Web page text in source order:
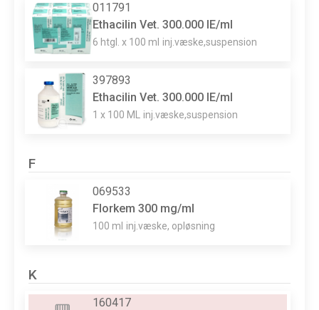
011791
Ethacilin Vet. 300.000 IE/ml
6 htgl. x 100 ml inj.væske,suspension
397893
Ethacilin Vet. 300.000 IE/ml
1 x 100 ML inj.væske,suspension
F
069533
Florkem 300 mg/ml
100 ml inj.væske, opløsning
K
160417